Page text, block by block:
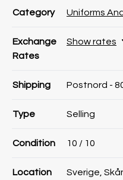
Category Uniforms
Exchange
Rates
Show rates
Shipping Postnord -
Type Selling
Condition 10 / 10
Location Sverige,